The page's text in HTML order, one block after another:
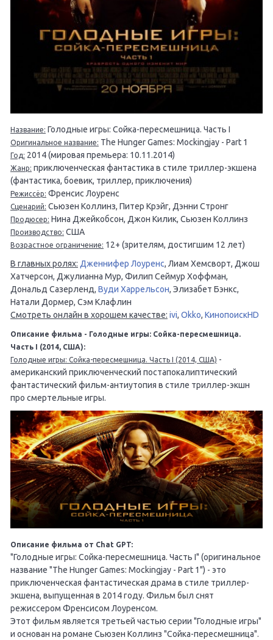
Название: Голодные игры: Сойка-пересмешница. Часть I
Оригинальное название: The Hunger Games: Mockingjay - Part 1
Год: 2014 (мировая премьера: 10.11.2014)
Жанр: приключенческая фантастика в стиле триллер-экшена
(фантастика, боевик, триллер, приключения)
Режиссёр: Френсис Лоуренс
Сценарий: Сьюзен Коллинз, Питер Крэйг, Дэнни Стронг
Продюсер: Нина Джейкобсон, Джон Килик, Сьюзен Коллинз
Производство: США
Возрастное ограничение: 12+ (зрителям, достигшим 12 лет)
В главных ролях: Дженнифер Лоуренс, Лиам Хемсворт, Джош
Хатчерсон, Джулианна Мур, Филип Сеймур Хоффман,
Дональд Сазерленд, Вуди Харрельсон, Элизабет Бэнкс,
Натали Дормер, Сэм Клафлин
Смотреть онлайн в хорошем качестве: ivi, Okko, КинопоискHD
Описание фильма - Голодные игры: Сойка-пересмешница.
Часть I (2014, США):
Голодные игры: Сойка-пересмешница. Часть I (2014, США) -
американский приключенческий постапокалиптический
фантастический фильм-антиутопия в стиле триллер-экшн
про смертельные игры.
Описание фильма от Chat GPT:
"Голодные игры: Сойка-пересмешница. Часть I" (оригинальное
название "The Hunger Games: Mockingjay - Part 1") - это
приключенческая фантастическая драма в стиле триллер-
экшена, выпущенная в 2014 году. Фильм был снят
режиссером Френсисом Лоуренсом.
Этот фильм является третьей частью серии "Голодные игры"
и основан на романе Сьюзен Коллинз "Сойка-пересмешница".